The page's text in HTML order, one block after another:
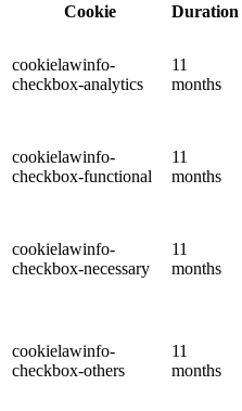
Cookie
Duration
cookielawinfo-
checkbox-analytics
11
months
cookielawinfo-
checkbox-functional
11
months
cookielawinfo-
checkbox-necessary
11
months
cookielawinfo-
checkbox-others
11
months